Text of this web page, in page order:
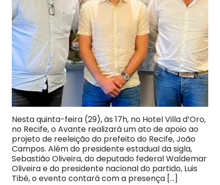
Nesta quinta-feira (29), às 17h, no Hotel Villa d’Oro,
no Recife, o Avante realizará um ato de apoio ao
projeto de reeleição do prefeito do Recife, João
Campos. Além do presidente estadual da sigla,
Sebastião Oliveira, do deputado federal Waldemar
Oliveira e do presidente nacional do partido, Luis
Tibé, o evento contará com a presença […]